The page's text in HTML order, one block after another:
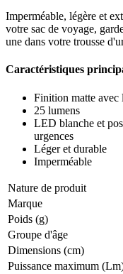
Imperméable, légère et
votre sac de voyage,
une dans votre trousse
Caractéristiques
Finition matte avec
25 lumens
LED blanche et
urgences
Léger et durable
Imperméable
Nature de produit
Marque
Poids (g)
Groupe d'âge
Dimensions (cm)
Puissance maximum